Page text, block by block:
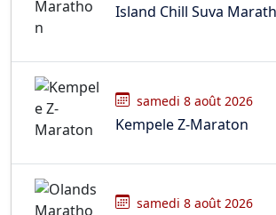
Island Chill Suva
samedi 8 août 2026
Kempele Z-Maraton
samedi 8 août 2026